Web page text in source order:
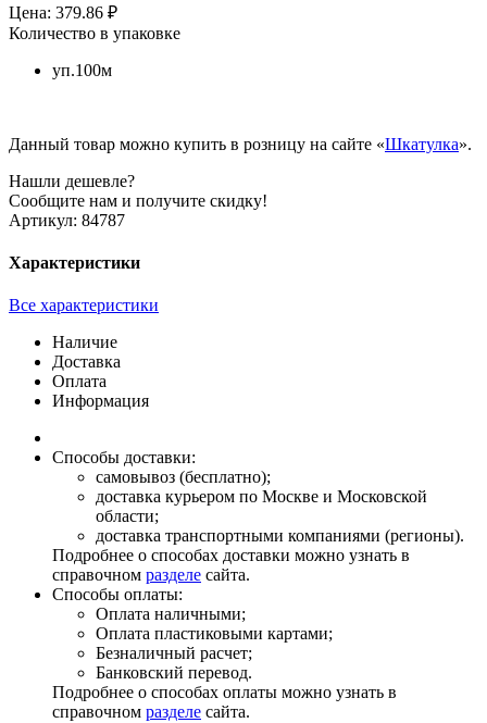
Цена: 379.86 ₽
Количество в упаковке
уп.100м
Данный товар можно купить в розницу на сайте «Шкатулка».
Нашли дешевле?
Сообщите нам и получите скидку!
Артикул: 84787
Характеристики
Все характеристики
Наличие
Доставка
Оплата
Информация
Способы доставки:
самовывоз (бесплатно);
доставка курьером по Москве и Московской
области;
доставка транспортными компаниями (регионы).
Подробнее о способах доставки можно узнать в
справочном разделе сайта.
Способы оплаты:
Оплата наличными;
Оплата пластиковыми картами;
Безналичный расчет;
Банковский перевод.
Подробнее о способах оплаты можно узнать в
справочном разделе сайта.